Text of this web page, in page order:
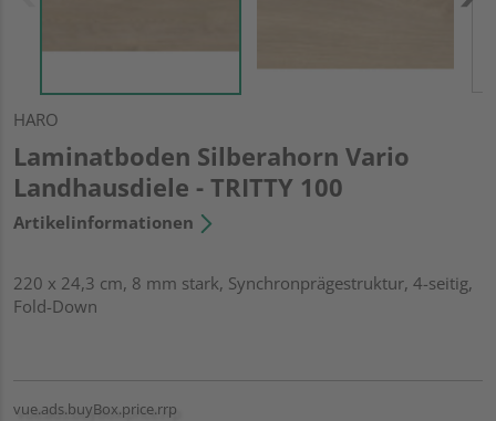
HARO
Laminatboden Silberahorn Vario
Landhausdiele - TRITTY 100
Artikelinformationen
220 x 24,3 cm, 8 mm stark, Synchronprägestruktur, 4-seitig,
Fold-Down
vue.ads.buyBox.price.rrp